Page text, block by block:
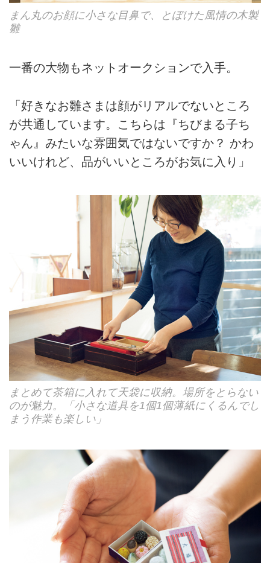
まん丸のお顔に小さな目鼻で、とぼけた風情の木製
雛
一番の大物もネットオークションで入手。
「好きなお雛さまは顔がリアルでないところ
が共通しています。こちらは『ちびまる子ち
ゃん』みたいな雰囲気ではないですか？ かわ
いいけれど、品がいいところがお気に入り」
まとめて茶箱に入れて天袋に収納。場所をとらない
のが魅力。「小さな道具を1個1個薄紙にくるんでし
まう作業も楽しい」